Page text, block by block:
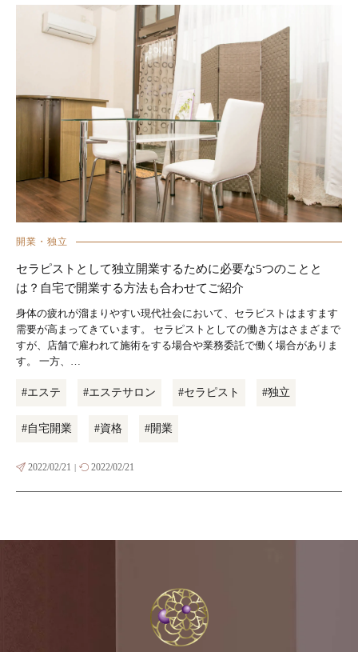
開業・独立
セラピストとして独立開業するために必要な5つのことと
は？自宅で開業する方法も合わせてご紹介
身体の疲れが溜まりやすい現代社会において、セラピストはますます
需要が高まってきています。 セラピストとしての働き方はさまざまで
すが、店舗で雇われて施術をする場合や業務委託で働く場合がありま
す。 一方、…
#エステ #エステサロン #セラピスト #独立
#自宅開業 #資格 #開業
2022/02/21 | 2022/02/21